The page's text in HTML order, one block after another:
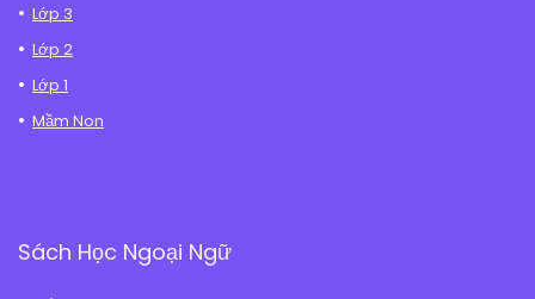
Lớp 3
Lớp 2
Lớp 1
Mầm Non
Sách Học Ngoại Ngữ